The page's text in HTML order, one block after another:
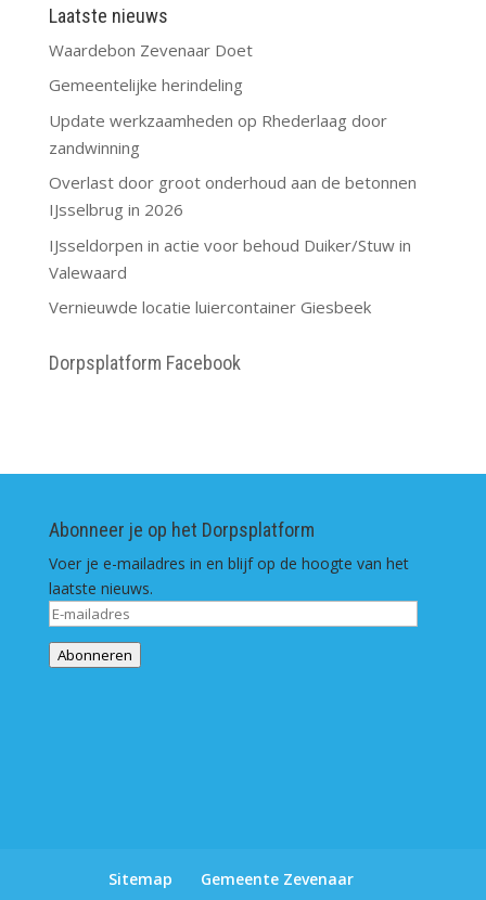
Laatste nieuws
Waardebon Zevenaar Doet
Gemeentelijke herindeling
Update werkzaamheden op Rhederlaag door
zandwinning
Overlast door groot onderhoud aan de betonnen
IJsselbrug in 2026
IJsseldorpen in actie voor behoud Duiker/Stuw in
Valewaard
Vernieuwde locatie luiercontainer Giesbeek
Dorpsplatform Facebook
Abonneer je op het Dorpsplatform
Voer je e-mailadres in en blijf op de hoogte van het
laatste nieuws.
E-
mailadres
Abonneren
Sitemap
Gemeente Zevenaar